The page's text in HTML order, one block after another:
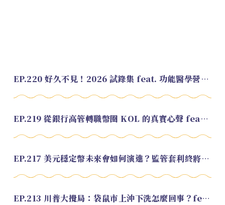
EP.220 好久不見！2026 試錄集 feat. 功能醫學營養師 美寶
EP.219 從銀行高管轉職幣圈 KOL 的真實心聲 feat.龜大
EP.217 美元穩定幣未來會如何演進？監管套利終將收斂？feat. 研究員 余哲安
EP.213 川普大攪局：袋鼠市上沖下洗怎麼回事？feat. Alvin